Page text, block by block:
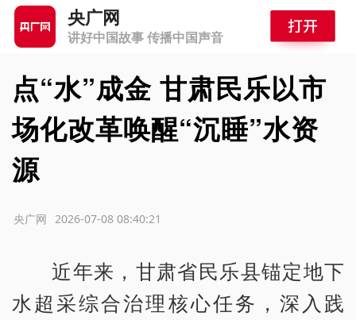
央广网
讲好中国故事 传播中国声音
点“水”成金 甘肃民乐以市
场化改革唤醒“沉睡”水资
源
2026-07-08 08:40:21
央广网
近年来，甘肃省民乐县锚定地下
水超采综合治理核心任务，深入践